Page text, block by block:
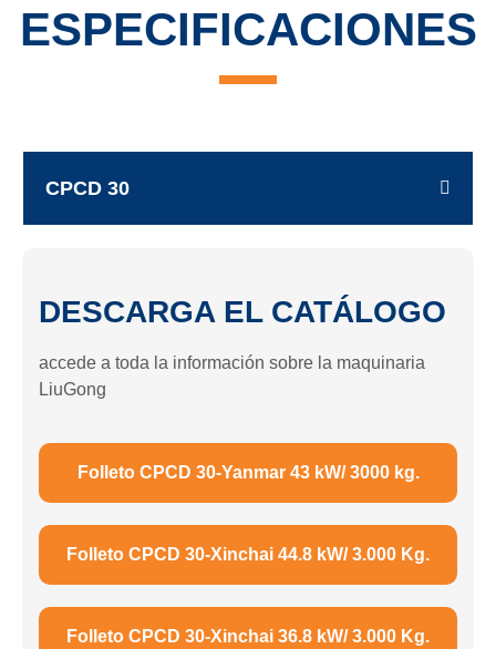
ESPECIFICACIONES
CPCD 30
DESCARGA EL CATÁLOGO
accede a toda la información sobre la maquinaria
LiuGong
Folleto CPCD 30-Yanmar 43 kW/ 3000 kg.
Folleto CPCD 30-Xinchai 44.8 kW/ 3.000 Kg.
Folleto CPCD 30-Xinchai 36.8 kW/ 3.000 Kg.